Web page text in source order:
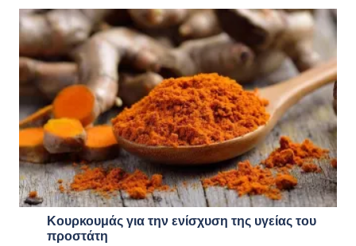
Κουρκουμάς για την ενίσχυση της υγείας του
προστάτη